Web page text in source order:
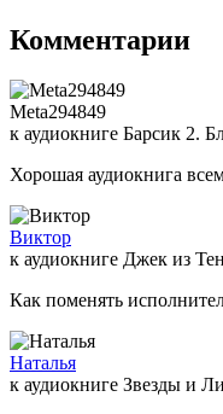
Комментарии
Meta294849
к аудиокниге Барсик 2.
Хорошая аудиокнига
Виктор
к аудиокниге Джек из
Как поменять
Наталья
к аудиокниге Звезды и